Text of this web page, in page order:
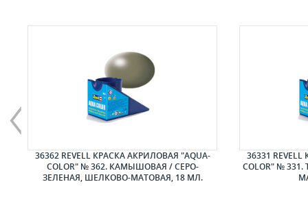
36362 REVELL КРАСКА АКРИЛОВАЯ "AQUA-
COLOR" № 362. КАМЫШОВАЯ / СЕРО-
ЗЕЛЕНАЯ, ШЕЛКОВО-МАТОВАЯ, 18 МЛ.
36331
COLOR" №